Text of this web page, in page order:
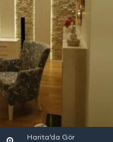
Harita’da Gör